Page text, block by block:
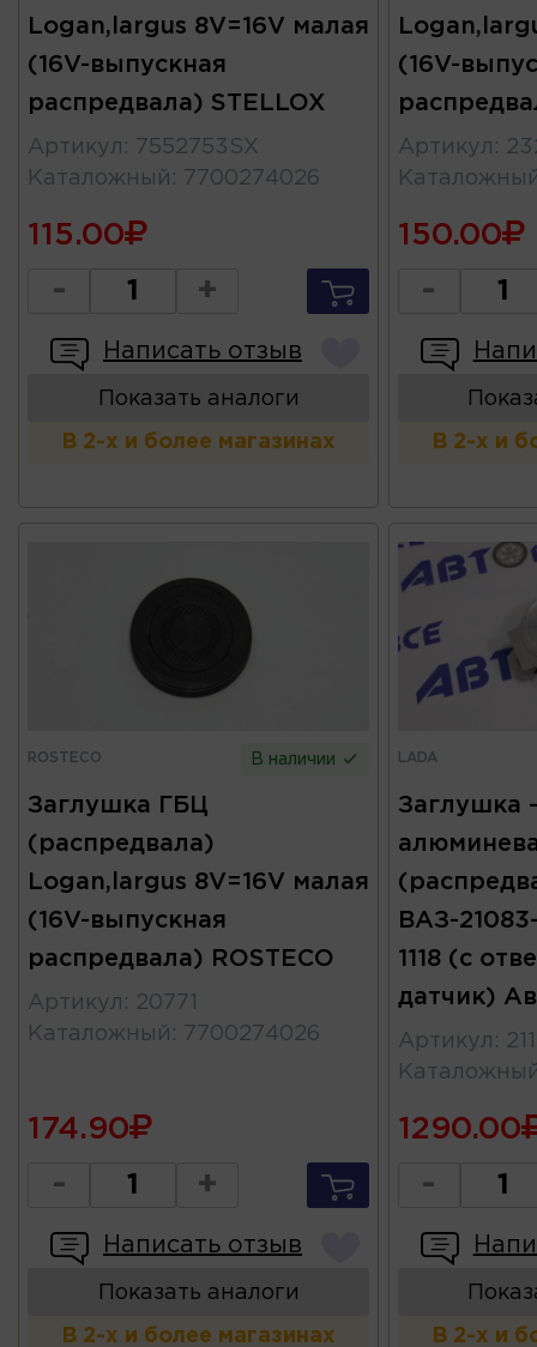
Logan,largus 8V=16V малая
(16V-выпускная
распредвала) STELLOX
Артикул :
7552753SX
Каталожный : 7700274026
115.00
- +
Написать отзыв
Показать аналоги
В 2-х и более магазинах
(16V-
Артикул :
150.00
-
В 2-х и
ROSTECO В наличии
Заглушка ГБЦ
(распредвала)
Logan,largus 8V=16V малая
(16V-выпускная
распредвала) ROSTECO
Артикул : 20771
Каталожный : 7700274026
174.90
- +
Написать отзыв
Показать аналоги
В 2-х и более магазинах
LADA
Заглушка
ВАЗ-21083-
1118 (с
датчик)
Артикул :
1290.00
-
В 2-х и